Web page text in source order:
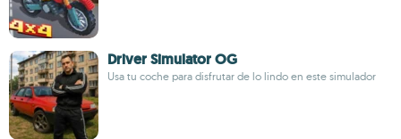
Driver Simulator OG
Usa tu coche para disfrutar de lo lindo en este simulador